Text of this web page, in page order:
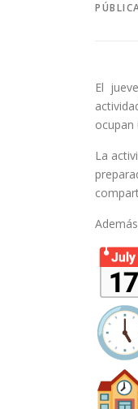
El
ocupan
La